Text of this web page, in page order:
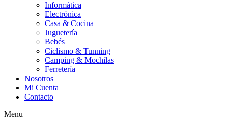
Informática
Electrónica
Casa & Cocina
Juguetería
Bebés
Ciclismo & Tunning
Camping & Mochilas
Ferretería
Nosotros
Mi Cuenta
Contacto
Menu